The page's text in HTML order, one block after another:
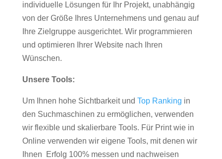
individuelle Lösungen für Ihr Projekt, unabhängig
von der Größe Ihres Unternehmens und genau auf
Ihre Zielgruppe ausgerichtet. Wir programmieren
und optimieren Ihrer Website nach Ihren
Wünschen.
Unsere Tools:
Um Ihnen hohe Sichtbarkeit und Top Ranking in
den Suchmaschinen zu ermöglichen, verwenden
wir flexible und skalierbare Tools. Für Print wie in
Online verwenden wir eigene Tools, mit denen wir
Ihnen Erfolg 100% messen und nachweisen